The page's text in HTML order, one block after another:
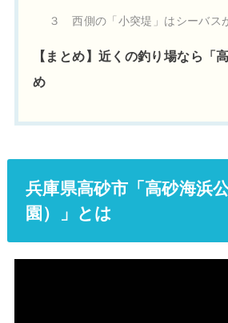
３ 西側の「小突堤」はシーバス
【まとめ】近くの釣り場なら「
め
兵庫県高砂市「高砂海浜
園）」とは